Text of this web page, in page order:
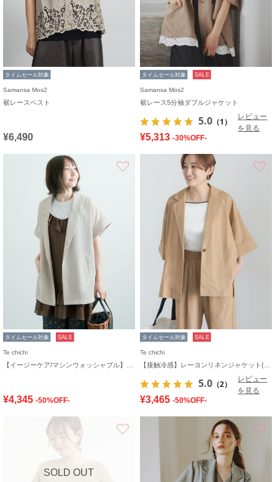
タイムセール対象
Samansa Mos2
裾レースベスト
¥6,490
タイムセール対象 SALE
Samansa Mos2
裾レース5分袖ダブルジャケット
5.0 （1）
レビュー
を見る
¥5,313 -30%OFF-
タイムセール対象 SALE
Te chichi
¥4,345 -50%OFF-
タイムセール対象 SALE
Te chichi
5.0 （2）
レビュー
を見る
¥3,465 -50%OFF-
SOLD OUT